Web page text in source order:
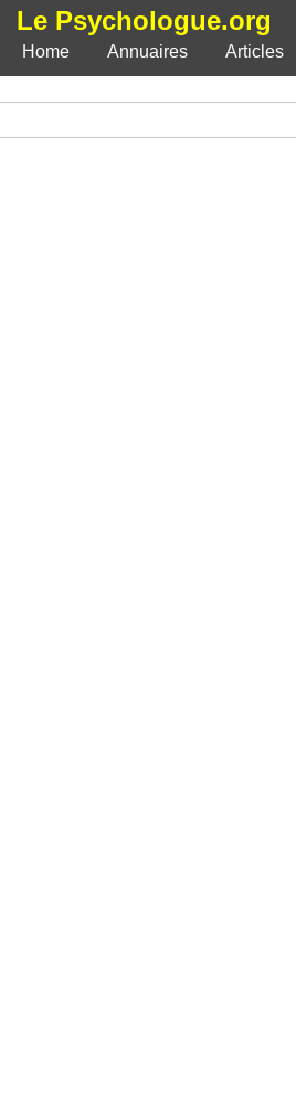
Le Psychologue.org
Home
Annuaires Articles